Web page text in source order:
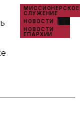
МИССИОНЕРСКОЕ
СЛУЖЕНИЕ
НОВОСТИ
НОВОСТИ
ЕПАРХИИ